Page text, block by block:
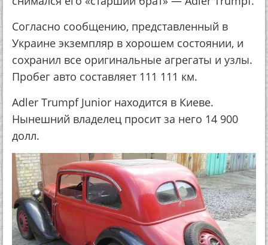
Согласно сообщению, представленный в
Украине экземпляр в хорошем состоянии, и
сохранил все оригинальные агрегаты и узлы.
Пробег авто составляет 111 111 км.
Adler Trumpf Junior находится в Киеве.
Нынешний владелец просит за него 14 900
долл.